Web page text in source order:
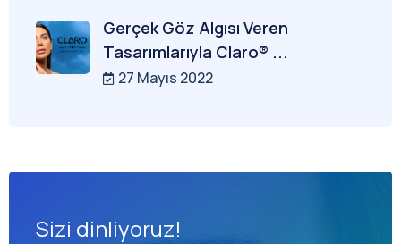
Gerçek Göz Algısı Veren
Tasarımlarıyla Claro® ...
27 Mayıs 2022
Sizi dinliyoruz!